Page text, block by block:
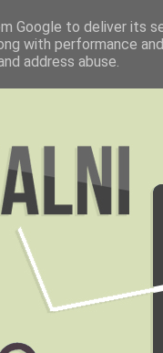
Google to deliver its
with performance
address abuse.